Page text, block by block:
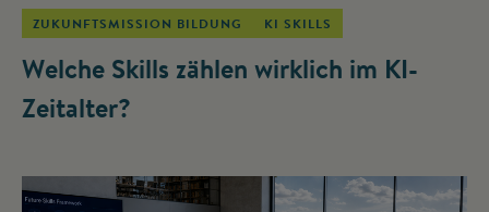
ZUKUNFTSMISSION BILDUNG KI SKILLS
Welche Skills zählen wirklich im KI-
Zeitalter?